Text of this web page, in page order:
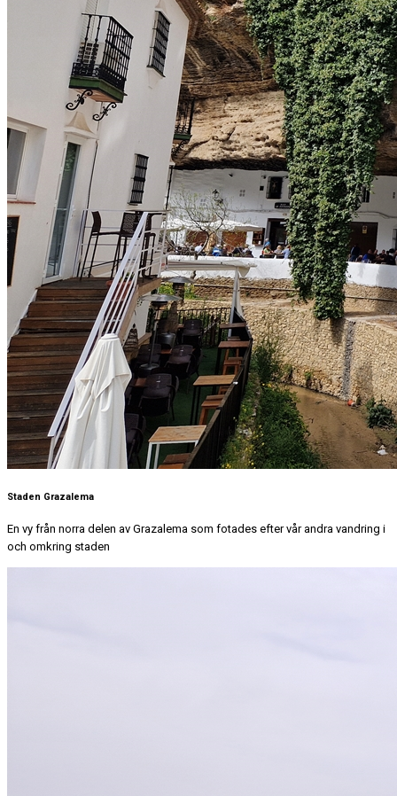
Staden Grazalema
En vy från norra delen av Grazalema som fotades efter vår andra vandring i
och omkring staden